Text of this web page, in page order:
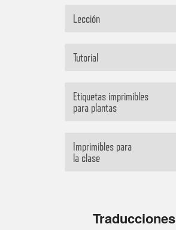
Lección
Tutorial
Etiquetas imprimibles
para plantas
Imprimibles para
la clase
Traducciones